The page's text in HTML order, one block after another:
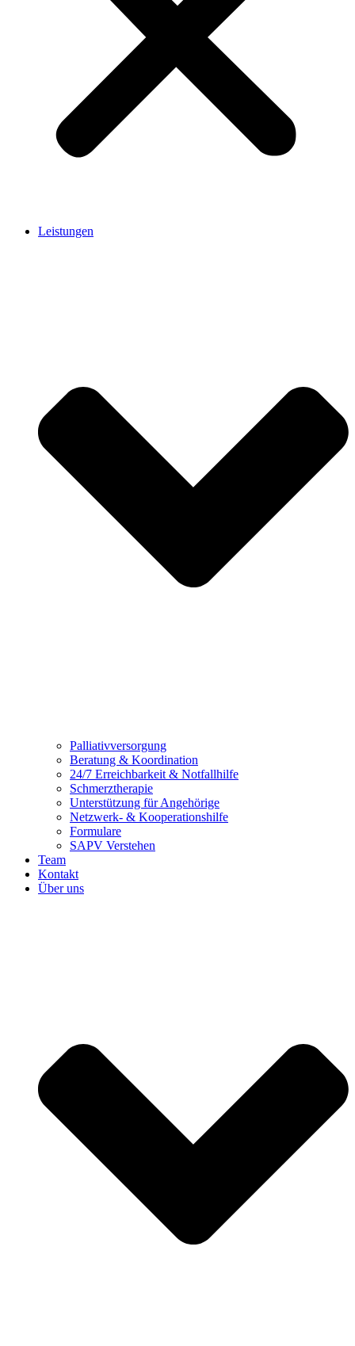
Leistungen
Palliativversorgung
Beratung & Koordination
24/7 Erreichbarkeit & Notfallhilfe
Schmerztherapie
Unterstützung für Angehörige
Netzwerk- & Kooperationshilfe
Formulare
SAPV Verstehen
Team
Kontakt
Über uns